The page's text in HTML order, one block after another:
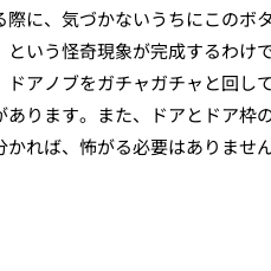
際に、気づかないうちにこの
という怪奇現象が完成するわ
ドアノブをガチャガチャと回
あります。また、ドアとドア
れば、怖がる必要はありませ